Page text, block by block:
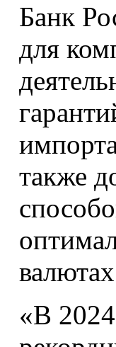
Банк
для
также
«В